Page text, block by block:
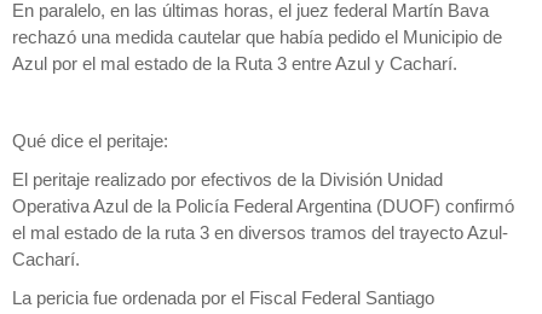
En paralelo, en las últimas horas, el juez federal Martín Bava
rechazó una medida cautelar que había pedido el Municipio de
Azul por el mal estado de la Ruta 3 entre Azul y Cacharí.
Qué dice el peritaje:
El peritaje realizado por efectivos de la División Unidad
Operativa Azul de la Policía Federal Argentina (DUOF) confirmó
el mal estado de la ruta 3 en diversos tramos del trayecto Azul-
Cacharí.
La pericia fue ordenada por el Fiscal Federal Santiago